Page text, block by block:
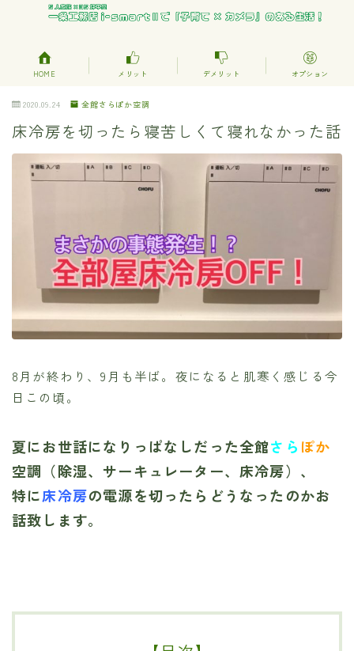
HOME メリット デメリット オプション
2020.09.24 全館さらぽか空調
床冷房を切ったら寝苦しくて寝れなかった話
8月が終わり、9月も半ば。夜になると肌寒く感じる今
日この頃。
夏にお世話になりっぱなしだった全館さら ぽか
空調（除湿、サーキュレーター、床冷房）、
特に床冷房の電源を切ったらどうなったのかお
話致します。